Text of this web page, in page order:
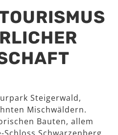
Steigerwald,
Mischwäldern.
Bauten, allem